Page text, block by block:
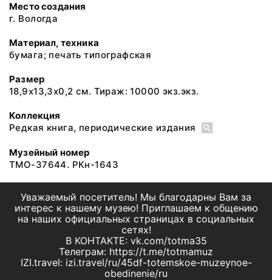
Место создания
г. Вологда
Материал, техника
бумага; печать типографская
Размер
18,9х13,3х0,2 см. Тираж: 10000 экз.экз.
Коллекция
Редкая книга, периодические издания
Музейный номер
ТМО-37644. РКн-1643
Уважаемый посетитель! Мы благодарны Вам за
интерес к нашему музею! Приглашаем к общению
на наших официальных страницах в социальных
сетях!
В КОНТАКТЕ: vk.com/totma35
Телеграм: https://t.me/totmamuz
IZI.travel: izi.travel/ru/45df-totemskoe-muzeynoe-
obedinenie/ru